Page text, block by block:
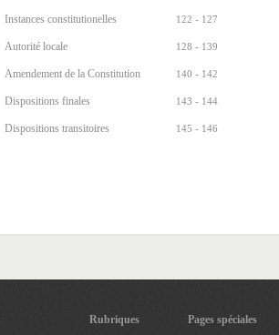
122 - 127
Instances constitutionelles
128 - 139
Autorité locale
140 - 142
Amendement de la Constitution
143 - 144
Dispositions finales
145 - 146
Dispositions transitoires
Rubriques Pages spéciales